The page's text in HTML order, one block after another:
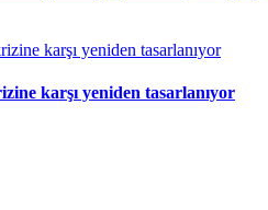
karşı yeniden tasarlanıyor